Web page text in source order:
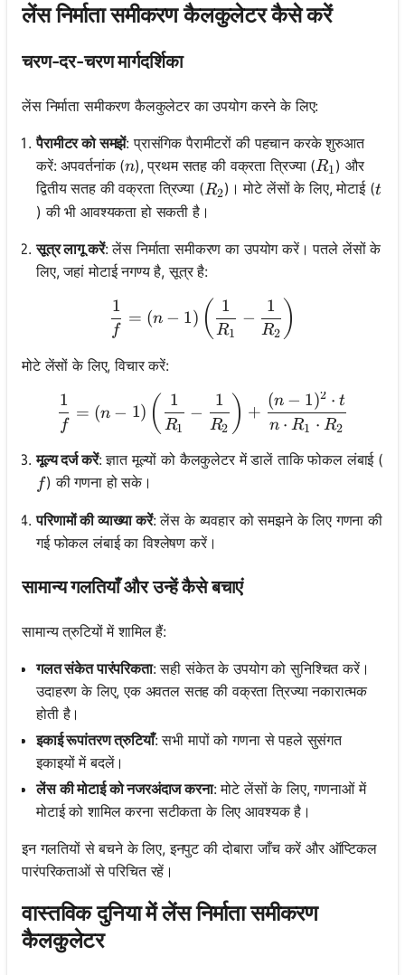
लेंस निर्माता समीकरण कैलकुलेटर कैसे करें
चरण-दर-चरण मार्गदर्शिका
लेंस निर्माता समीकरण कैलकुलेटर का उपयोग करने के लिए:
पैरामीटर को समझें: प्रासंगिक पैरामीटरों की पहचान करके शुरुआत
करें: अपवर्तनांक (n
n), प्रथम सतह की वक्रता त्रिज्या (R_1
R1) और
द्वितीय सतह की वक्रता त्रिज्या (R_2
R2)। मोटे लेंसों के लिए, मोटाई (t
t
) की भी आवश्यकता हो सकती है।
सूत्र लागू करें: लेंस निर्माता समीकरण का उपयोग करें। पतले लेंसों के
लिए, जहां मोटाई नगण्य है, सूत्र है:
\frac{1}{f} = (n - 1)
f
1
= (n − 1) ( R1
1
−
R2
1 )
मोटे लेंसों के लिए, विचार करें:
\frac{1}{f} = (n - 1)
f
1
= (n − 1) ( R1
1
−
R2
1 ) +
n ⋅ R1 ⋅ R2
(n − 1)2 ⋅ t
मूल्य दर्ज करें: ज्ञात मूल्यों को कैलकुलेटर में डालें ताकि फोकल लंबाई (
ff) की गणना हो सके।
परिणामों की व्याख्या करें: लेंस के व्यवहार को समझने के लिए गणना की
गई फोकल लंबाई का विश्लेषण करें।
सामान्य गलतियाँ और उन्हें कैसे बचाएं
सामान्य त्रुटियों में शामिल हैं:
गलत संकेत पारंपरिकता: सही संकेत के उपयोग को सुनिश्चित करें।
उदाहरण के लिए, एक अवतल सतह की वक्रता त्रिज्या नकारात्मक
होती है।
इकाई रूपांतरण त्रुटियाँ: सभी मापों को गणना से पहले सुसंगत
इकाइयों में बदलें।
लेंस की मोटाई को नजरअंदाज करना: मोटे लेंसों के लिए, गणनाओं में
मोटाई को शामिल करना सटीकता के लिए आवश्यक है।
इन गलतियों से बचने के लिए, इनपुट की दोबारा जाँच करें और ऑप्टिकल
पारंपरिकताओं से परिचित रहें।
वास्तविक दुनिया में लेंस निर्माता समीकरण
कैलकुलेटर